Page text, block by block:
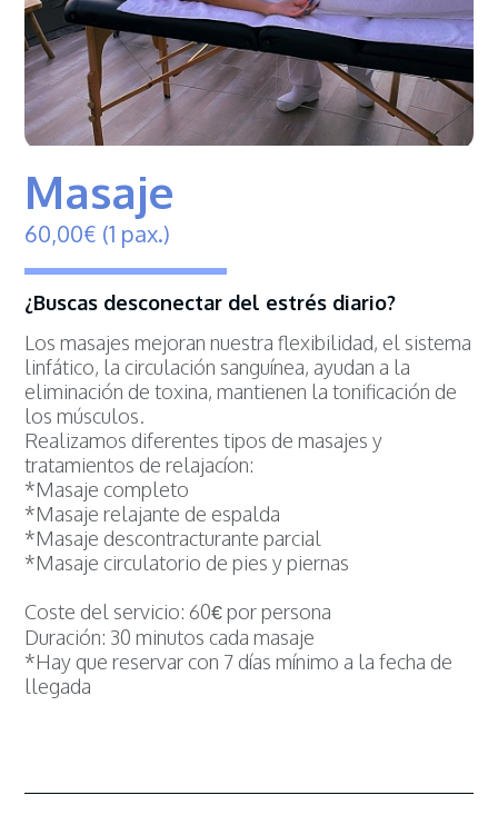
Masaje
60,00€ (1 pax.)
¿Buscas desconectar del estrés diario?
Los masajes mejoran nuestra flexibilidad, el sistema
linfático, la circulación sanguínea, ayudan a la
eliminación de toxina, mantienen la tonificación de
los músculos.
Realizamos diferentes tipos de masajes y
tratamientos de relajacíon:
*Masaje completo
*Masaje relajante de espalda
*Masaje descontracturante parcial
*Masaje circulatorio de pies y piernas
Coste del servicio: 60€ por persona
Duración: 30 minutos cada masaje
*Hay que reservar con 7 días mínimo a la fecha de
llegada